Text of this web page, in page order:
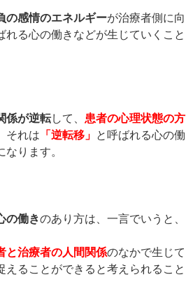
の感情のエネルギーが治療者側に向
れる心の働きなどが生じていくこと
係が逆転して、 患者の心理状態の方
それは 「逆転移」 と呼ばれる心の働
ります。
の働きのあり方は、一言でいうと、
と治療者の人間関係のなかで生じて
えることができると考えられること